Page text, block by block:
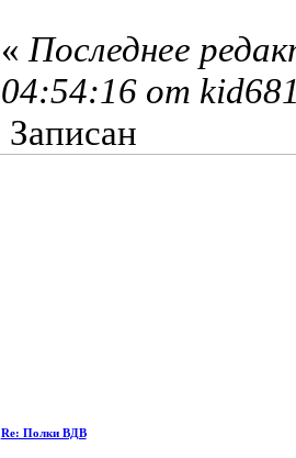
« Последнее
04:54:16 от
Записан
Re: Полки ВДВ